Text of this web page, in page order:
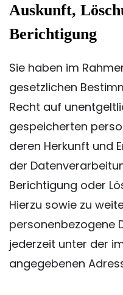
Auskunft,
Berichtigung
Sie haben im
gesetzlichen
Recht auf
gespeicherten
deren Herkunft und
der
Berichtigung oder
Hierzu sowie zu
personenbezogene
jederzeit unter der
angegebenen